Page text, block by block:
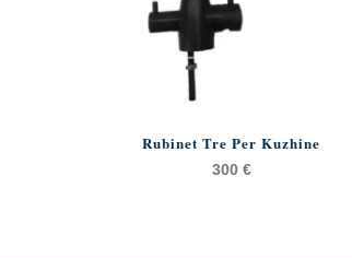
Rubinet Tre Per Kuzhine
300 €